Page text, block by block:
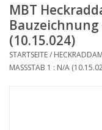
Holzbau
Landschaft
MBT
(10.15.024)
STARTSEITE/
MASSSTAB 1 : N/A